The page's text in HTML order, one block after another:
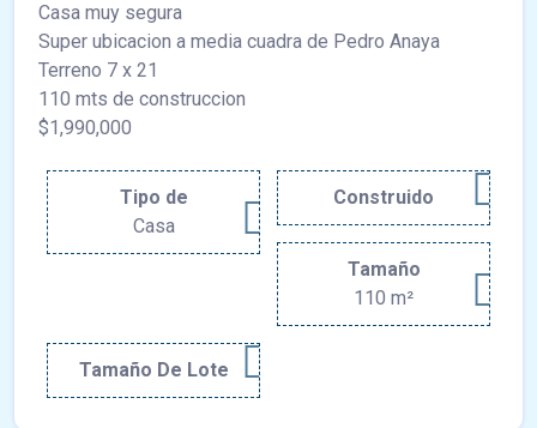
Casa muy segura
Super ubicacion a media cuadra de Pedro Anaya
Terreno 7 x 21
110 mts de construccion
$1,990,000
Tipo de
Casa
Construido
Tamaño
110 m²
Tamaño De Lote